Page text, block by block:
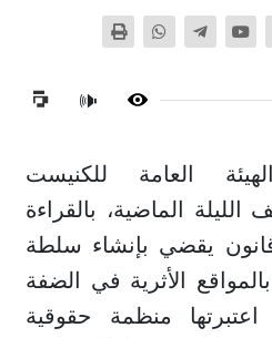
🔊
العامة للكنيست
الليلة الماضية، بالقراءة
يقضي بإنشاء سلطة
بالمواقع الأثرية في الضفة
منظمة حقوقية